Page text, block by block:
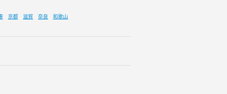
京都 滋賀 奈良
和歌山